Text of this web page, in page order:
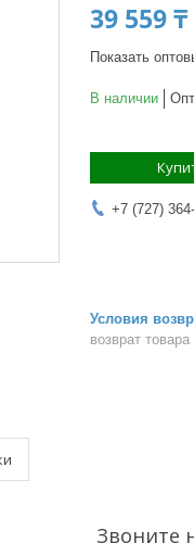
39 559 ₸
Показать
В наличии
+7 (727)
возврат
Звоните